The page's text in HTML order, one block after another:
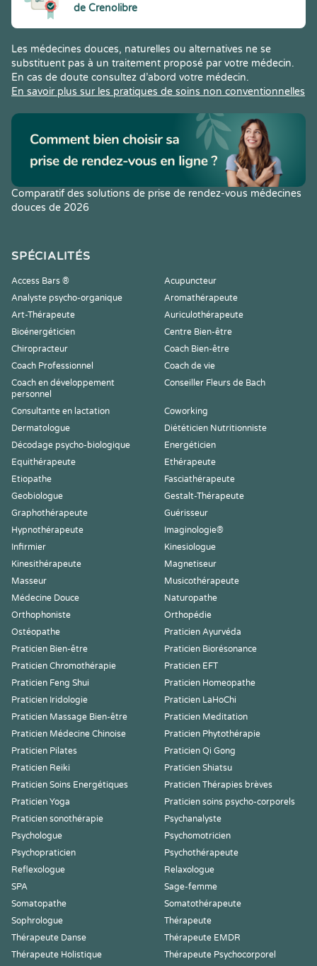
de Crenolibre
Les médecines douces, naturelles ou alternatives ne se
substituent pas à un traitement proposé par votre médecin.
En cas de doute consultez d’abord votre médecin.
En savoir plus sur les pratiques de soins non conventionnelles
Comparatif des solutions de prise de rendez-vous médecines
douces de 2026
SPÉCIALITÉS
Access Bars ®
Acupuncteur
Analyste psycho-organique
Aromathérapeute
Art-Thérapeute
Auriculothérapeute
Bioénergéticien
Centre Bien-être
Chiropracteur
Coach Bien-être
Coach Professionnel
Coach de vie
Coach en développement
personnel
Conseiller Fleurs de Bach
Consultante en lactation
Coworking
Dermatologue
Diététicien Nutritionniste
Décodage psycho-biologique
Energéticien
Equithérapeute
Ethérapeute
Etiopathe
Fasciathérapeute
Geobiologue
Gestalt-Thérapeute
Graphothérapeute
Guérisseur
Hypnothérapeute
Imaginologie®
Infirmier
Kinesiologue
Kinesithérapeute
Magnetiseur
Masseur
Musicothérapeute
Médecine Douce
Naturopathe
Orthophoniste
Orthopédie
Ostéopathe
Praticien Ayurvéda
Praticien Bien-être
Praticien Biorésonance
Praticien Chromothérapie
Praticien EFT
Praticien Feng Shui
Praticien Homeopathe
Praticien Iridologie
Praticien LaHoChi
Praticien Massage Bien-être
Praticien Meditation
Praticien Médecine Chinoise
Praticien Phytothérapie
Praticien Pilates
Praticien Qi Gong
Praticien Reiki
Praticien Shiatsu
Praticien Soins Energétiques
Praticien Thérapies brèves
Praticien Yoga
Praticien soins psycho-corporels
Praticien sonothérapie
Psychanalyste
Psychologue
Psychomotricien
Psychopraticien
Psychothérapeute
Reflexologue
Relaxologue
SPA
Sage-femme
Somatopathe
Somatothérapeute
Sophrologue
Thérapeute
Thérapeute Danse
Thérapeute EMDR
Thérapeute Holistique
Thérapeute Psychocorporel